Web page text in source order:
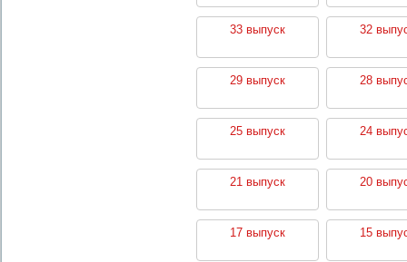
33 выпуск 32
29 выпуск 28
25 выпуск 24
21 выпуск 20
17 выпуск 15